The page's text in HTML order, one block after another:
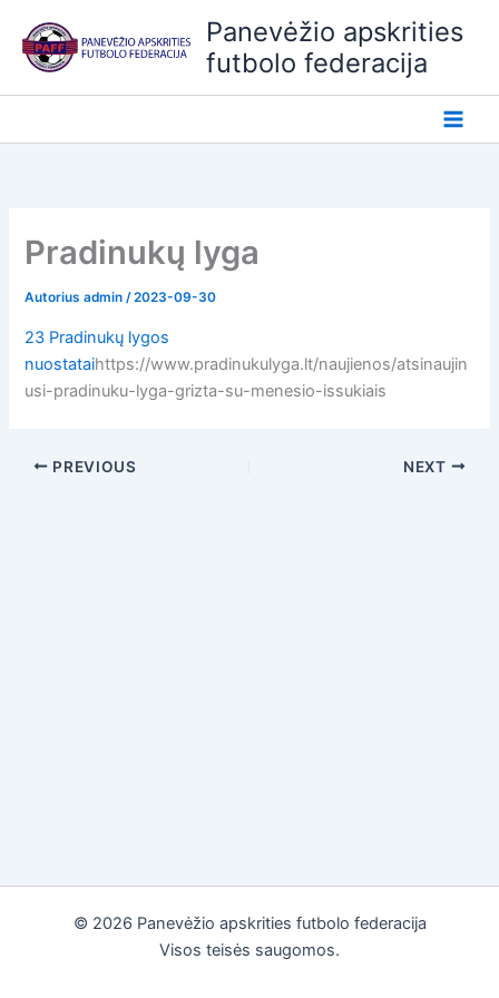
prie
turinio
Panevėžio apskrities
futbolo federacija
Pradinukų lyga
Autorius admin/2023-09-30
23 Pradinukų lygos
nuostataihttps://www.pradinukulyga.lt/naujienos/atsinaujin
usi-pradinuku-lyga-grizta-su-menesio-issukiais
PREVIOUS NEXT
© 2026 Panevėžio apskrities futbolo federacija
Visos teisės saugomos.